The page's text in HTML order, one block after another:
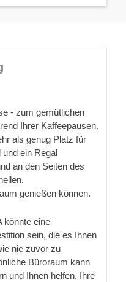
- zum gemütlichen
Ihrer Kaffeepausen.
als genug Platz für
ein Regal
an den Seiten des
genießen können.
könnte eine
sein, die es Ihnen
nie zuvor zu
Büroraum kann
und Ihnen helfen, Ihre